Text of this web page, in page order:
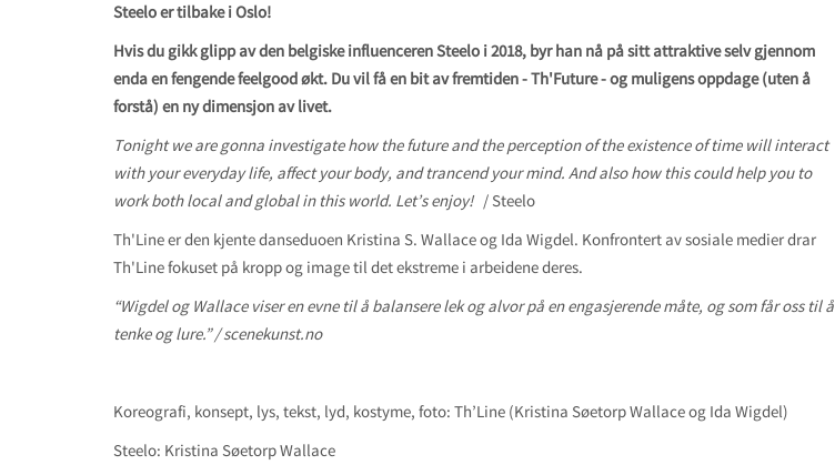
Steelo er tilbake i Oslo!
Hvis du gikk glipp av den belgiske influenceren Steelo i 2018, byr han nå på sitt attraktive selv gjennom
enda en fengende feelgood økt. Du vil få en bit av fremtiden - Th'Future - og muligens oppdage (uten å
forstå) en ny dimensjon av livet.
Tonight we are gonna investigate how the future and the perception of the existence of time will interact
with your everyday life, affect your body, and trancend your mind. And also how this could help you to
work both local and global in this world. Let’s enjoy! / Steelo
Th'Line er den kjente danseduoen Kristina S. Wallace og Ida Wigdel. Konfrontert av sosiale medier drar
Th'Line fokuset på kropp og image til det ekstreme i arbeidene deres.
“Wigdel og Wallace viser en evne til å balansere lek og alvor på en engasjerende måte, og som får oss til å
tenke og lure.”/ scenekunst.no
Koreografi, konsept, lys, tekst, lyd, kostyme, foto: Th’Line (Kristina Søetorp Wallace og Ida Wigdel)
Steelo: Kristina Søetorp Wallace